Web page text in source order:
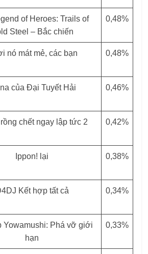
of Heroes: Trails of
Steel – Bắc chiến
0,48%
nó mát mẻ, các bạn 0,48%
của Đại Tuyết Hải 0,46%
chết ngay lập tức 2 0,42%
Ippon! lại 0,38%
Kết hợp tất cả 0,34%
Yowamushi: Phá vỡ giới
hạn
0,33%